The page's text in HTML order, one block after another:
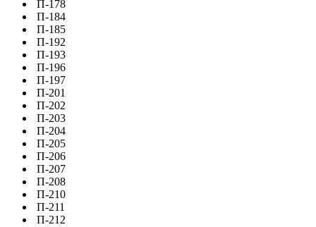
П-178
П-184
П-185
П-192
П-193
П-196
П-197
П-201
П-202
П-203
П-204
П-205
П-206
П-207
П-208
П-210
П-211
П-212